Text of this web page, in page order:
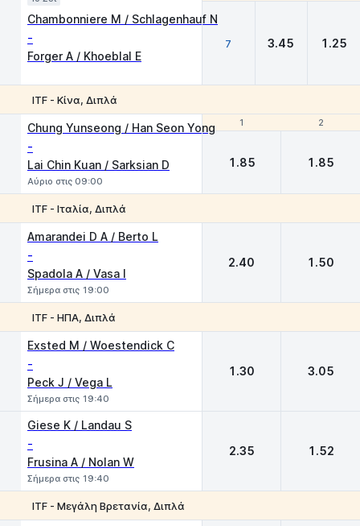
Chambonniere M / Schlagenhauf N
-
Forger A / Khoeblal E
7 3.45 1.25
ITF - Κίνα, Διπλά
1 2
Chung Yunseong / Han Seon Yong
-
Lai Chin Kuan / Sarksian D
Αύριο στις 09:00
1 2
1.85 1.85
ITF - Ιταλία, Διπλά
Amarandei D A / Berto L
-
Spadola A / Vasa I
Σήμερα στις 19:00
2.40 1.50
ITF - ΗΠΑ, Διπλά
Exsted M / Woestendick C
-
Peck J / Vega L
Σήμερα στις 19:40
1.30 3.05
Giese K / Landau S
-
Frusina A / Nolan W
Σήμερα στις 19:40
2.35 1.52
ITF - Μεγάλη Βρετανία, Διπλά